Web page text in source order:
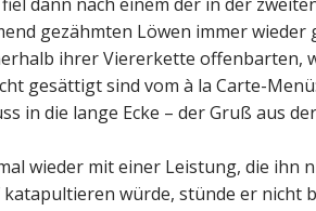
gezähmten Löwen immer
ihrer Viererkette offenbarten,
gesättigt sind vom à la Carte-
in die lange Ecke – der Gruß aus
wieder mit einer Leistung, die ihn
würde, stünde er nicht